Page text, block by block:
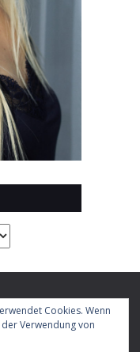
Cookies. Wenn
Verwendung von